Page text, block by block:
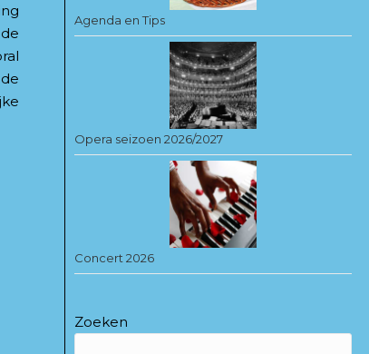
Agenda en Tips
Opera seizoen 2026/2027
Concert 2026
Zoeken